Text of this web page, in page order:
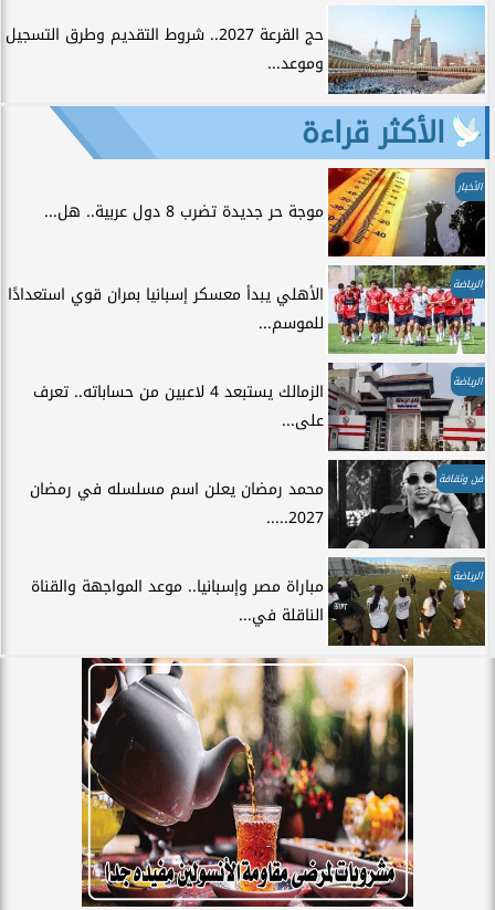
حج القرعة 2027.. شروط التقديم وطرق التسجيل
وموعد...
الأكثر قراءة
الأخبار
موجة حر جديدة تضرب 8 دول عربية.. هل...
الرياضة
الأهلي يبدأ معسكر إسبانيا بمران قوي استعدادًا
للموسم...
الرياضة
الزمالك يستبعد 4 لاعبين من حساباته.. تعرف
على...
فن وثقافة
محمد رمضان يعلن اسم مسلسله في رمضان
2027.....
الرياضة
مباراة مصر وإسبانيا.. موعد المواجهة والقناة
الناقلة في...